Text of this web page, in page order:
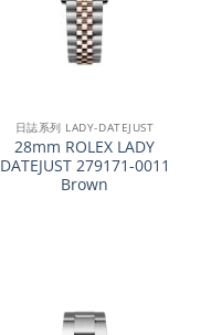
日誌系列 LADY-DATEJUST
28mm ROLEX LADY
DATEJUST 279171-0011
Brown